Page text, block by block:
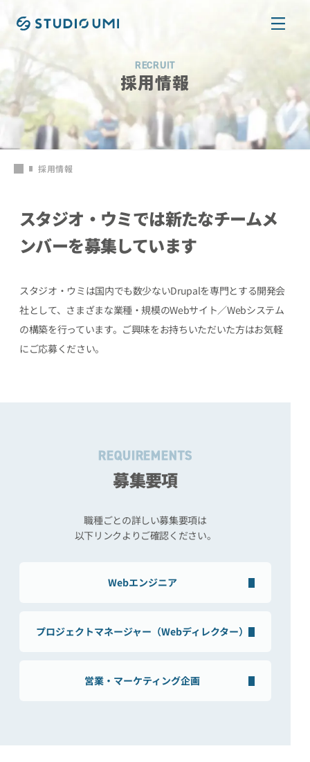
RECRUIT
採用情報
採用情報
スタジオ・ウミでは新たなチームメ
ンバーを募集しています
スタジオ・ウミは国内でも数少ないDrupalを専門とする開発会
社として、 さまざまな業種・規模のWebサイト／Webシステム
の構築を行っています。 ご興味をお持ちいただいた方はお気軽
にご応募ください。
REQUIREMENTS
募集要項
職種ごとの詳しい募集要項は
以下リンクよりご確認ください。
Webエンジニア
プロジェクトマネージャー （Webディレクター）
営業・マーケティング企画